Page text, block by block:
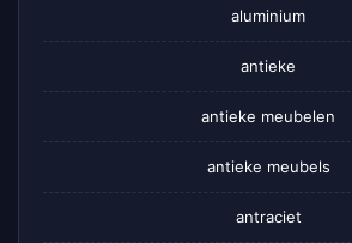
aluminium
antieke
antieke meubelen
antieke meubels
antraciet